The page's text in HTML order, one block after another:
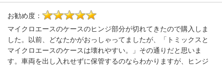
Infomation
ご注文方法
ヘルプページ
お勧め度：
マイクロエースのケースのヒンジ部分が切れてきたので購入しま
した。以前、どなたかがおっしゃってましたが、「トミックスと
マイクロエースのケースは壊れやすい。」その通りだと思いま
す。車両を出し入れせずに保管するのならわかりますが、ヒンジ